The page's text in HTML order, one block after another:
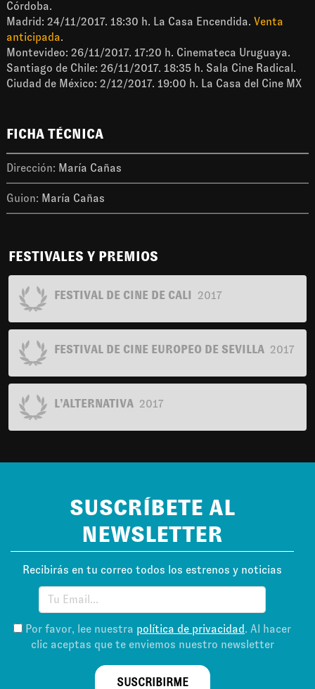
Córdoba.
Madrid: 24/11/2017. 18:30 h. La Casa Encendida. Venta
anticipada.
Montevideo: 26/11/2017. 17:20 h. Cinemateca Uruguaya.
Santiago de Chile: 26/11/2017. 18:35 h. Sala Cine Radical.
Ciudad de México: 2/12/2017. 19:00 h. La Casa del Cine MX
FICHA TÉCNICA
Dirección: María Cañas
Guion: María Cañas
FESTIVALES Y PREMIOS
FESTIVAL DE CINE DE CALI 2017
FESTIVAL DE CINE EUROPEO DE SEVILLA 2017
L’ALTERNATIVA 2017
SUSCRÍBETE AL
NEWSLETTER
Recibirás en tu correo todos los estrenos y noticias
Por favor, lee nuestra política de privacidad. Al hacer
clic aceptas que te enviemos nuestro newsletter
SUSCRIBIRME